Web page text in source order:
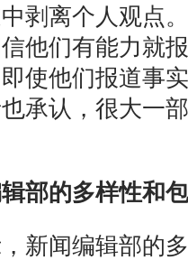
剥离个人观点
他们有能力就
使他们报道事
承认，很大一
部的多样性和
闻编辑部的多